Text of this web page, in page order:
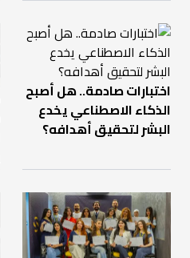
اختبارات صادمة.. هل أصبح
الذكاء الاصطناعي يخدع
البشر لتحقيق أهدافه؟